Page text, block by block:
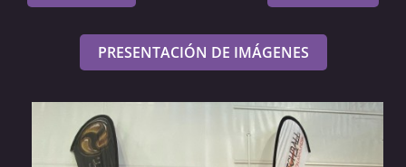
PRESENTACIÓN DE IMÁGENES